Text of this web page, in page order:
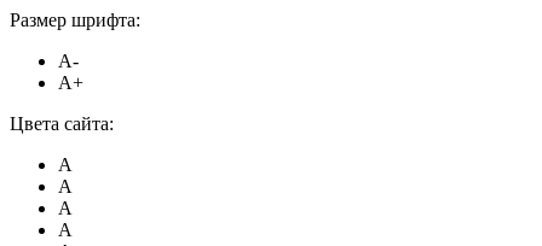
Размер шрифта:
A-
A+
Цвета сайта:
A
A
A
A